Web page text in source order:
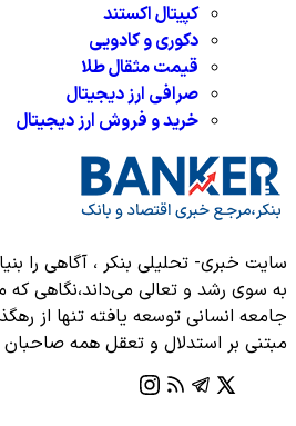
کپیتال اکستند
دکوری و کادویی
قیمت مثقال طلا
صرافی ارز دیجیتال
خرید و فروش ارز دیجیتال
سایت خبری- تحلیلی بنکر ، آگاهی را
به سوی رشد و تعالی می‌داند،نگاهی
جامعه انسانی توسعه یافته تنها از
مبتنی بر استدلال و تعقل همه